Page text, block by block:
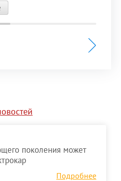
поколения может
Подробнее